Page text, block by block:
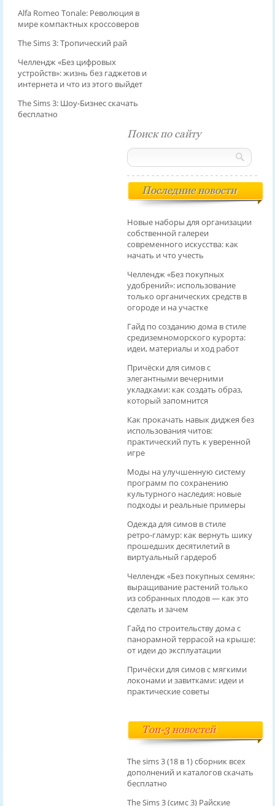
Alfa Romeo Tonale: Революция в
мире компактных кроссоверов
The Sims 3: Тропический рай
Челлендж «Без цифровых
устройств»: жизнь без гаджетов и
интернета и что из этого выйдет
The Sims 3: Шоу-Бизнес скачать
бесплатно
Поиск по сайту
Последние новости
Новые наборы для организации
собственной галереи
современного искусства: как
начать и что учесть
Челлендж «Без покупных
удобрений»: использование
только органических средств в
огороде и на участке
Гайд по созданию дома в стиле
средиземноморского курорта:
идеи, материалы и ход работ
Причёски для симов с
элегантными вечерними
укладками: как создать образ,
который запомнится
Как прокачать навык диджея без
использования читов:
практический путь к уверенной
игре
Моды на улучшенную систему
программ по сохранению
культурного наследия: новые
подходы и реальные примеры
Одежда для симов в стиле
ретро‑гламур: как вернуть шику
прошедших десятилетий в
виртуальный гардероб
Челлендж «Без покупных семян»:
выращивание растений только
из собранных плодов — как это
сделать и зачем
Гайд по строительству дома с
панорамной террасой на крыше:
от идеи до эксплуатации
Причёски для симов с мягкими
локонами и завитками: идеи и
практические советы
Топ-3 новостей
The sims 3 (18 в 1) сборник всех
дополнений и каталогов скачать
бесплатно
The Sims 3 (симс 3) Райские